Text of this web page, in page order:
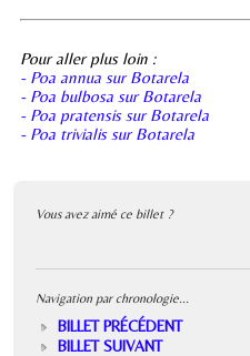
Pour aller plus loin :
- Poa annua sur Botarela
- Poa bulbosa sur Botarela
- Poa pratensis sur Botarela
- Poa trivialis sur Botarela
Vous avez aimé ce billet ?
Navigation par chronologie...
BILLET PRÉCÉDENT
BILLET SUIVANT